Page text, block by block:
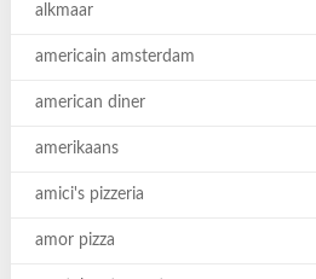
alkmaar
americain amsterdam
american diner
amerikaans
amici's pizzeria
amor pizza